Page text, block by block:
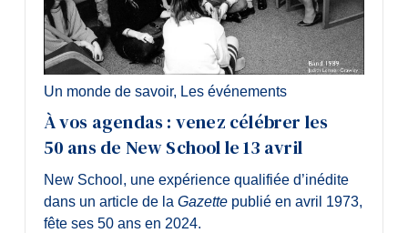
Un monde de savoir, Les événements
À vos agendas : venez célébrer les
50 ans de New School le 13 avril
New School, une expérience qualifiée d’inédite
dans un article de la Gazettepublié en avril 1973,
fête ses 50 ans en 2024.